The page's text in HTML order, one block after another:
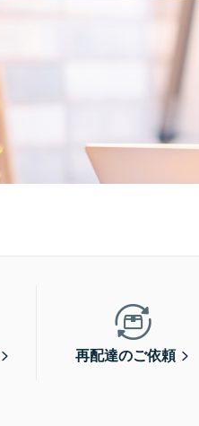
再配達のご依頼